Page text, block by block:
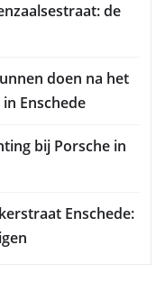
de
doen na het
Enschede
bij Porsche in
Enschede: